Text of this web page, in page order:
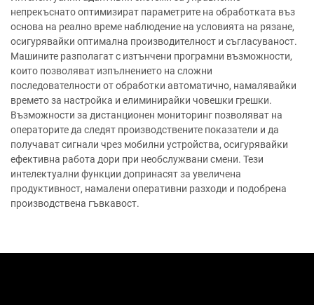
непрекъснато оптимизират параметрите на обработката въз
основа на реално време наблюдение на условията на рязане,
осигурявайки оптимална производителност и съгласуваност.
Машините разполагат с изтънчени програмни възможности,
които позволяват изпълнението на сложни
последователности от обработки автоматично, намалявайки
времето за настройка и елиминирайки човешки грешки.
Възможности за дистанционен мониторинг позволяват на
операторите да следят производствените показатели и да
получават сигнали чрез мобилни устройства, осигурявайки
ефективна работа дори при необслужвани смени. Тези
интелектуални функции допринасят за увеличена
продуктивност, намалени оперативни разходи и подобрена
производствена гъвкавост.